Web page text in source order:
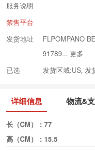
服务说明
禁售平台
发货地址
FLPOMPANO
91789... 更多
已选
发货区域:US, 发
详细信息 物流&
长（CM）：77
高（CM）： 15.5